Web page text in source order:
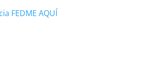
FEDME AQUÍ